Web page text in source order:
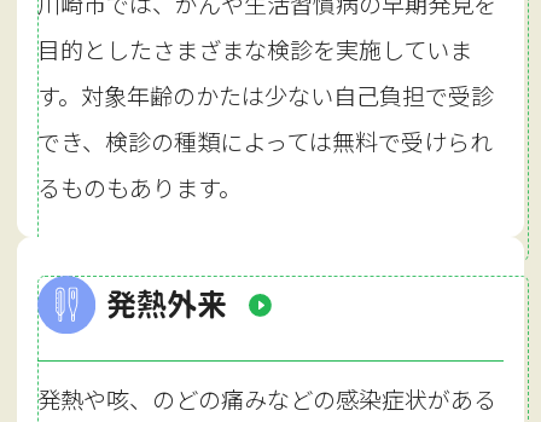
目的としたさまざまな検診を実施していま
す。対象年齢のかたは少ない自己負担で受診
でき、検診の種類によっては無料で受けられ
るものもあります。
発熱外来
発熱や咳、のどの痛みなどの感染症状がある